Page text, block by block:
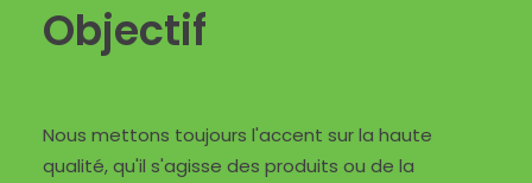
Objectif
Nous mettons toujours l'accent sur la haute
qualité, qu'il s'agisse des produits ou de la